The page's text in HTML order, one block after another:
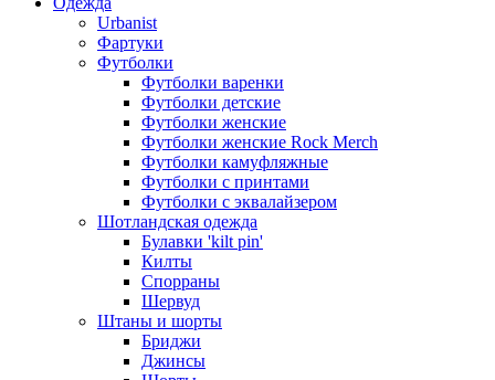
Urbanist
Фартуки
Футболки
Футболки варенки
Футболки детские
Футболки женские
Футболки женские Rock Merch
Футболки камуфляжные
Футболки с принтами
Футболки с эквалайзером
Шотландская одежда
Булавки 'kilt pin'
Килты
Спорраны
Шервуд
Штаны и шорты
Бриджи
Джинсы